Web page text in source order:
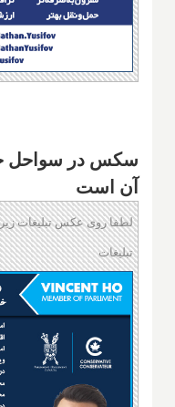
سکس در سواحل
آن است
لطفا روی عکس تبلیغات
تبلیغات